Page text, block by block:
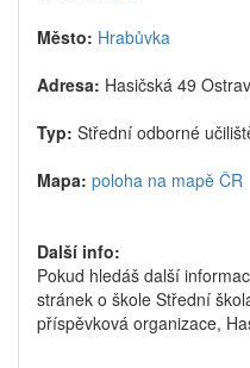
Město: Hrabůvka
Adresa: Hasičská 49
Typ: Střední odborné
Mapa: poloha na mapě ČR
Další info:
Pokud hledáš další
stránek o škole Střední
příspěvková organizace,